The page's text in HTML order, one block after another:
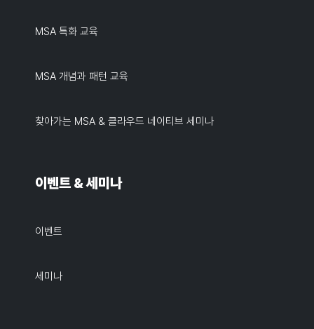
MSA 특화 교육
MSA 개념과 패턴 교육
찾아가는 MSA & 클라우드 네이티브 세미나
이벤트 & 세미나
이벤트
세미나